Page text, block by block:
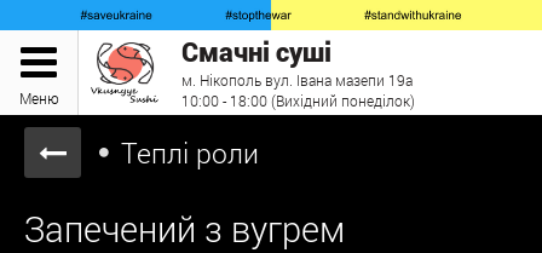
Меню
Смачні суші
м. Нікополь вул. Івана мазепи 19а
10:00 - 18:00 (Вихідний понеділок)
Теплі роли
Запечений з вугрем